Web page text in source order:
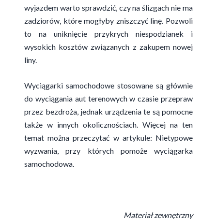
wyjazdem warto sprawdzić, czy na ślizgach nie ma
zadziorów, które mogłyby zniszczyć linę. Pozwoli
to na uniknięcie przykrych niespodzianek i
wysokich kosztów związanych z zakupem nowej
liny.
Wyciągarki samochodowe stosowane są głównie
do wyciągania aut terenowych w czasie przepraw
przez bezdroża, jednak urządzenia te są pomocne
także w innych okolicznościach. Więcej na ten
temat można przeczytać w artykule: Nietypowe
wyzwania, przy których pomoże wyciągarka
samochodowa.
Materiał zewnętrzny